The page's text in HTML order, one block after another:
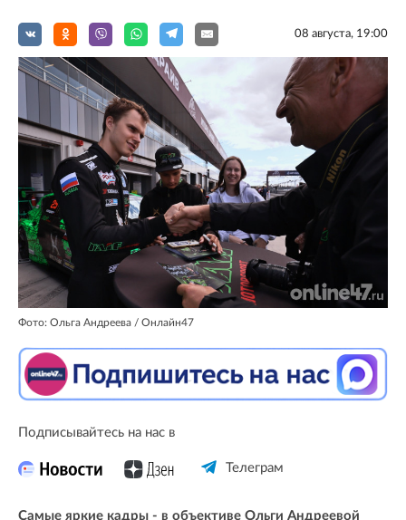
08 августа, 19:00
Фото: Ольга Андреева / Онлайн47
Подписывайтесь на нас в
Телеграм
Самые яркие кадры - в объективе Ольги Андреевой